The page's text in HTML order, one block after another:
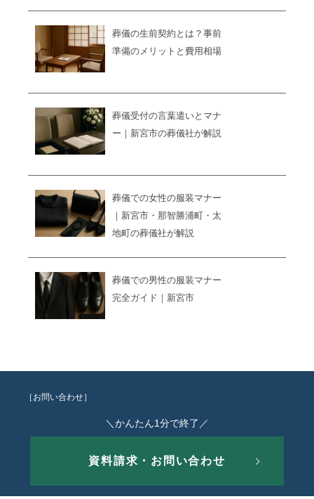
葬儀の生前契約とは？事前
準備のメリットと費用相場
葬儀受付の言葉遣いとマナ
ー｜新宮市の葬儀社が解説
葬儀での女性の服装マナー
｜新宮市・那智勝浦町・太
地町の葬儀社が解説
葬儀での男性の服装マナー
完全ガイド｜新宮市
［お問い合わせ］
＼かんたん1分で終了／
資料請求・お問い合わせ